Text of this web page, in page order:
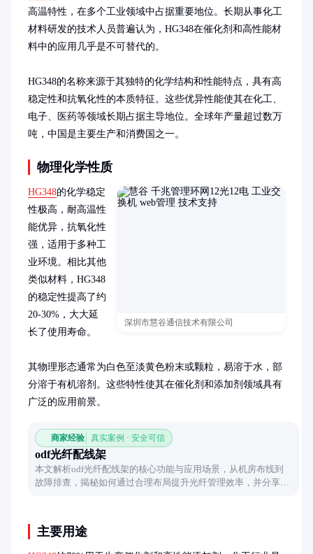
高温特性，在多个工业领域中占据重要地位。长期从事化工
材料研发的技术人员普遍认为，HG348在催化剂和高性能材
料中的应用几乎是不可替代的。
HG348的名称来源于其独特的化学结构和性能特点，具有高
稳定性和抗氧化性的本质特征。这些优异性能使其在化工、
电子、医药等领域长期占据主导地位。全球年产量超过数万
吨，中国是主要生产和消费国之一。
物理化学性质
深圳市慧谷通信技术有限公司
HG348的化学稳定
性极高，耐高温性
能优异，抗氧化性
强，适用于多种工
业环境。相比其他
类似材料，HG348
的稳定性提高了约
20-30%，大大延
长了使用寿命。
其物理形态通常为白色至淡黄色粉末或颗粒，易溶于水，部
分溶于有机溶剂。这些特性使其在催化剂和添加剂领域具有
广泛的应用前景。
商家经验 真实案例 · 安全可信
odf光纤配线架
本文解析odf光纤配线架的核心功能与应用场景，从机房布线到
故障排查，揭秘如何通过合理布局提升光纤管理效率，并分享日
主要用途